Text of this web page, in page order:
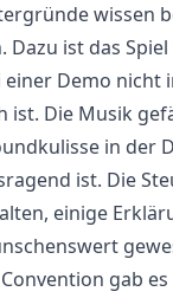
wissen
Dazu ist das
einer Demo nicht
ist. Die Musik
in der
ist. Die
einige
gab